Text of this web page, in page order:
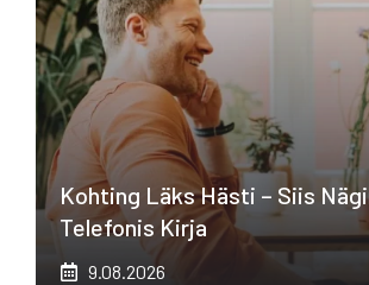
Kohting Läks Hästi – Siis
Telefonis Kirja
9.08.2026